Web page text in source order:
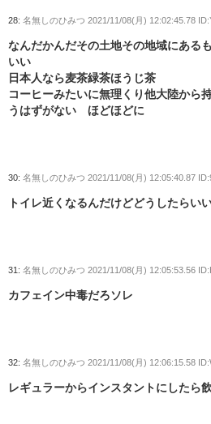
28: 名無しのひみつ 2021/11/08(月) 12:02:45.78
なんだかんだその土地その地域にある
いい
日本人なら麦茶緑茶ほうじ茶
コーヒーみたいに無理くり他大陸から
うはずがない ほどほどに
30: 名無しのひみつ 2021/11/08(月) 12:05:40.87
トイレ近くなるんだけどどうしたらい
31: 名無しのひみつ 2021/11/08(月) 12:05:53.56
カフェイン中毒だろソレ
32: 名無しのひみつ 2021/11/08(月) 12:06:15.58
レギュラーからインスタントにしたら